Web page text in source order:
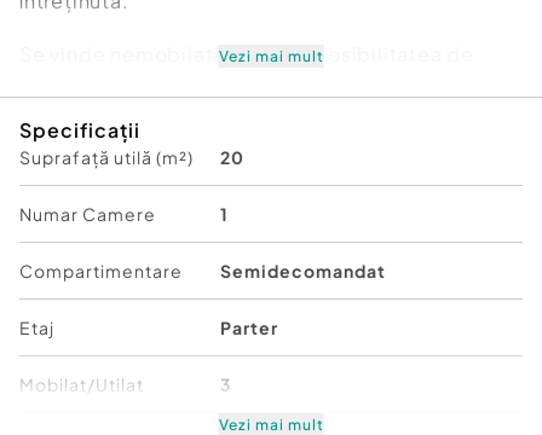
Se vinde nemobilată, oferind posibilitatea de
În apropiere se regăsesc mijloace de transport în
comun și diverse magazine, ceea ce asigură
acces facil la toate facilitățile necesare.
Pentru mai multe detalii sau pentru programarea
unei vizionări, vă așteptăm cu drag!
Cod ofertă / ID BLITZ: P170654
Id intern: P170654
Confort:
1
Tip imobil:Alte tipuri
Vezi mai mult
Specificații
Suprafață utilă (m²) 20
Numar Camere 1
Compartimentare Semidecomandat
Etaj Parter
Mobilat/Utilat 3
Vezi mai mult